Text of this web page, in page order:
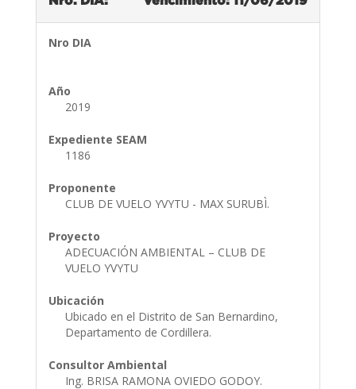
Nro DIA
Año
2019
Expediente SEAM
1186
Proponente
CLUB DE VUELO YVYTU - MAX SURUBÌ.
Proyecto
ADECUACIÓN AMBIENTAL – CLUB DE
VUELO YVYTU
Ubicación
Ubicado en el Distrito de San Bernardino,
Departamento de Cordillera.
Consultor Ambiental
Ing. BRISA RAMONA OVIEDO GODOY.